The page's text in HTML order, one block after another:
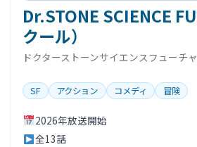
Dr.STONE SCIENCE
クール）
ドクターストーンサイエンスフューチ
SF アクション コメディ 冒険
2026年放送開始
全13話